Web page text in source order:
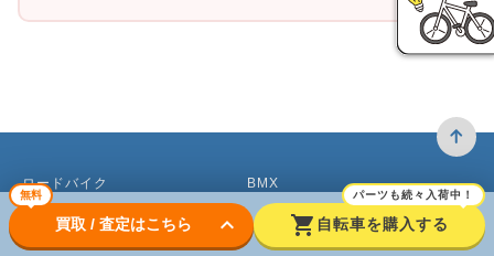
無料
買取 / 査定はこちら keyboard_arrow_down shopping_cart
パーツも続々入荷中！
自転車を購入する
ロードバイク
クロスバイク買取
BMX
ピストバイク